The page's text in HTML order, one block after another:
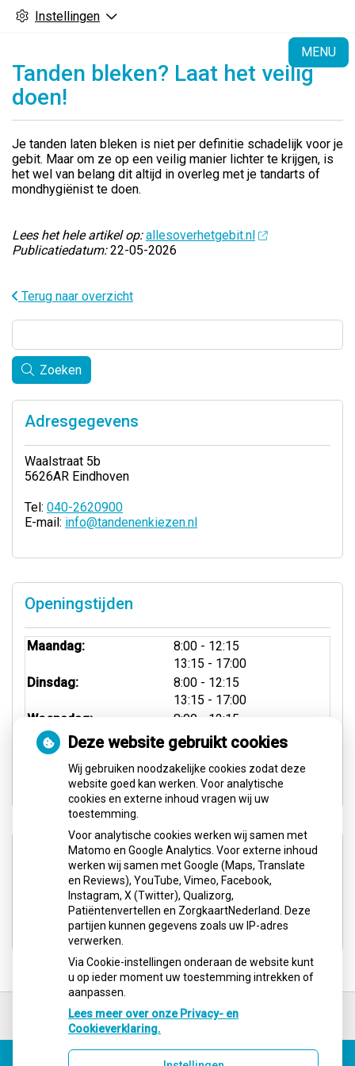
Instellingen
MENU
Tanden bleken? Laat het veilig
doen!
Je tanden laten bleken is niet per definitie schadelijk voor je
gebit. Maar om ze op een veilig manier lichter te krijgen, is
het wel van belang dit altijd in overleg met je tandarts of
mondhygiënist te doen.
Lees het hele artikel op: allesoverhetgebit.nl
Publicatiedatum:22-05-2026
Terug naar overzicht
Zoeken
Adresgegevens
Waalstraat 5b
5626AR Eindhoven
Tel: 040-2620900
E-mail: info@tandenenkiezen.nl
Openingstijden
Maandag: 8:00 tot
- 12:15
13:15 tot
- 17:00
Dinsdag:
8:00 tot
- 12:15
13:15 tot
- 17:00
Woensdag:
8:00 tot
- 12:15
13:15tot
- 17:00
Donderdag:
8:00
13:15 tot
- 17:00
Aangesloten bij:
de
Deze website gebruikt cookies
Wij gebruiken noodzakelijke cookies zodat deze
website goed kan werken. Voor analytische
cookies en externe inhoud vragen wij uw
toestemming.
Voor analytische cookies werken wij samen met
Matomo en Google Analytics. Voor externe inhoud
werken wij samen met Google (Maps, Translate
en Reviews), YouTube, Vimeo, Facebook,
Instagram, X (Twitter), Qualizorg,
Patiëntenvertellen en ZorgkaartNederland. Deze
partijen kunnen gegevens zoals uw IP-adres
verwerken.
Via Cookie-instellingen onderaan de website kunt
u op ieder moment uw toestemming intrekken of
aanpassen.
Lees meer over onze Privacy- en
Cookieverklaring.